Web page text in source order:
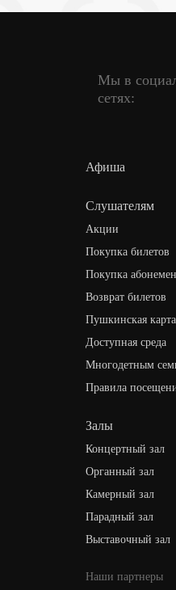
Мы в
сетях:
Афиша
Слушателям
Акции
Покупка билетов
Покупка
Возврат билетов
Пушкинская карта
Доступная среда
Многодетным
Правила
Залы
Концертный зал
Органный зал
Камерный зал
Парадный зал
Выставочный зал
Наши партнеры